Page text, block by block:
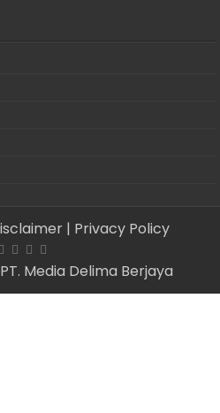
| Privacy Policy
Media Delima Berjaya